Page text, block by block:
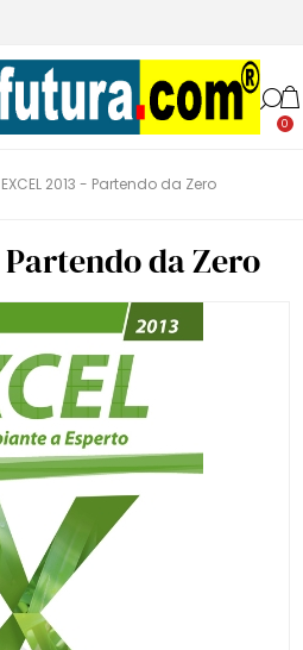
0
EXCEL 2013 - Partendo da Zero
Partendo da Zero